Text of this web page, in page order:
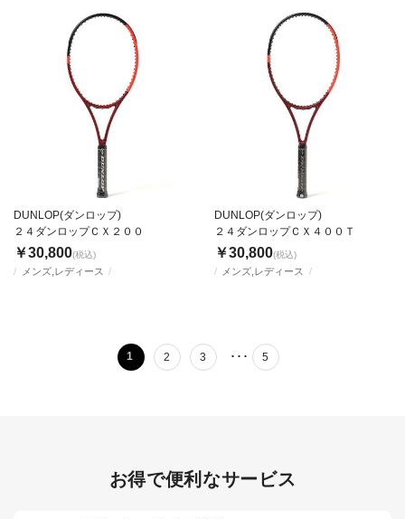
メンズ,レディース
DUNLOP(ダンロップ)
２４ダンロップＣＸ２００
￥30,800(税込)
メンズ,レディース
DUNLOP(ダンロップ)
２４ダンロップＣＸ４００Ｔ
￥30,800(税込)
1 2 3 ･･･ 5
お得で便利なサービス